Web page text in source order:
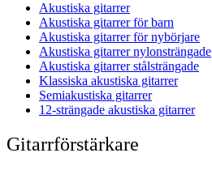
Akustiska gitarrer
Akustiska gitarrer för barn
Akustiska gitarrer för nybörjare
Akustiska gitarrer nylonsträngade
Akustiska gitarrer stålsträngade
Klassiska akustiska gitarrer
Semiakustiska gitarrer
12-strängade akustiska gitarrer
Gitarrförstärkare